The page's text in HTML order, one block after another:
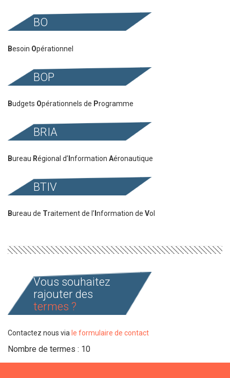
BO
Besoin Opérationnel
BOP
Budgets Opérationnels de Programme
BRIA
Bureau Régional d’ nformation Aéronautique
BTIV
Bureau de Traitement de l’ nformation de Vol
Vous souhaitez
rajouter des
termes ?
Contactez nous via le formulaire de contact
Nombre de termes : 10